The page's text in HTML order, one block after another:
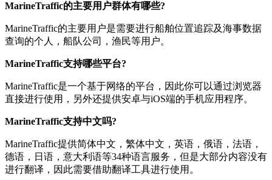
MarineTraffic的主要用户群体有哪些?
MarineTraffic的主要用户是需要进行船舶位置追踪及海事数据
查询的个人，船队公司，渔民等用户。
MarineTraffic支持哪些平台?
MarineTraffic是一个基于网络的平台，因此你可以通过浏览器
直接进行使用，另外还提供安卓与iOS端的手机应用程序。
MarineTraffic支持中文吗?
MarineTraffic提供简体中文，繁体中文，英语，俄语，法语，
德语，日语，意大利语等34种语言服务，但是大部分内容没有
进行翻译，因此需要借助翻译工具进行使用。